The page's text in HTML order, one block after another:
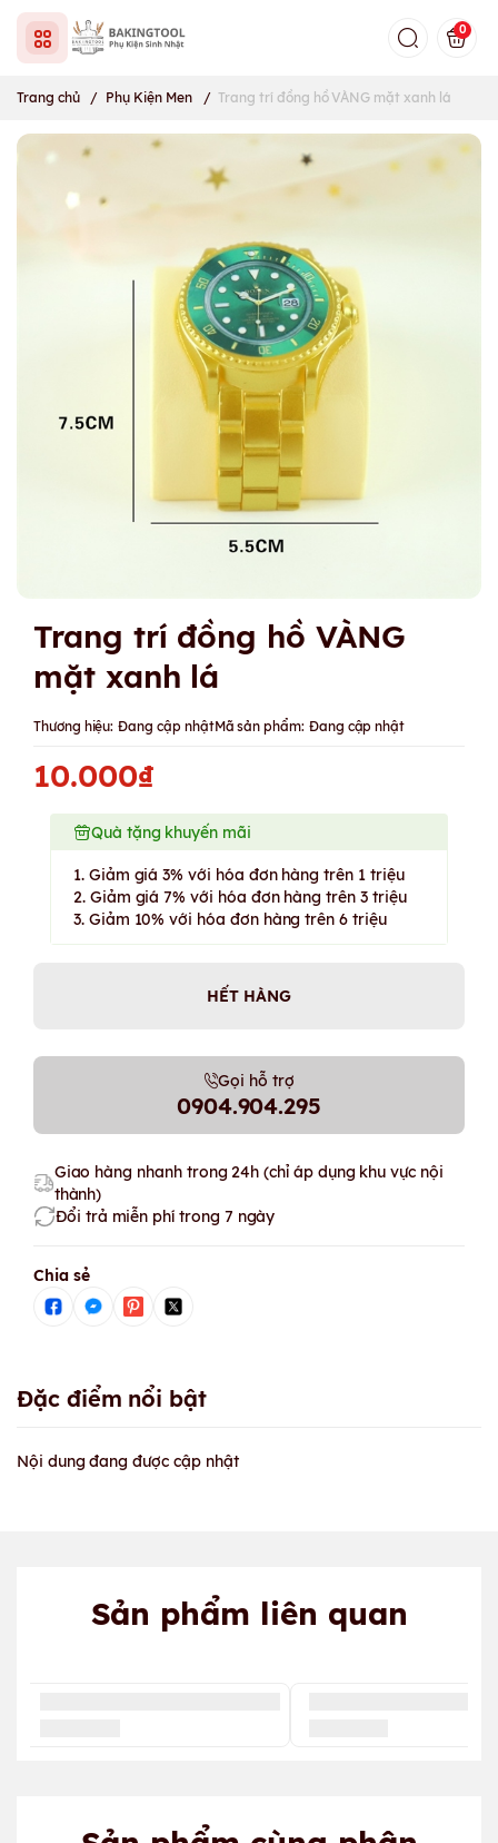
0
Trang chủ / Phụ Kiện Men / Trang trí đồng hồ VÀNG mặt xanh lá
Trang trí đồng hồ VÀNG
mặt xanh lá
Thương hiệu: Đang cập nhậtMã sản phẩm: Đang cập nhật
10.000₫
Quà tặng khuyến mãi
1. Giảm giá 3% với hóa đơn hàng trên 1 triệu
2. Giảm giá 7% với hóa đơn hàng trên 3 triệu
3. Giảm 10% với hóa đơn hàng trên 6 triệu
HẾT HÀNG
Gọi hỗ trợ
0904.904.295
Giao hàng nhanh trong 24h (chỉ áp dụng khu vực nội
thành)
Đổi trả miễn phí trong 7 ngày
Chia sẻ
Đặc điểm nổi bật
Nội dung đang được cập nhật
Sản phẩm liên quan